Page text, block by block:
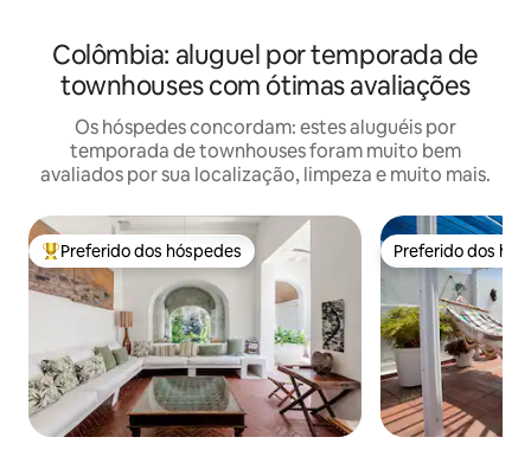
Colômbia: aluguel por temporada de
townhouses com ótimas avaliações
Os hóspedes concordam: estes aluguéis por
temporada de townhouses foram muito bem
avaliados por sua localização, limpeza e muito mais.
Entre os melhores preferidos dos hóspedes
Preferido dos hóspedes Preferido dos
Preferido dos